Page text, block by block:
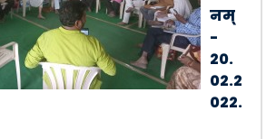
नम्
-
20.
02.2
022.